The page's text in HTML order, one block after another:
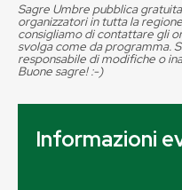
Sagre Umbre pubblica
organizzatori in tutta la
consigliamo di contattare gli
svolga come da programma.
responsabile di modifiche o
Buone sagre! :-)
Informazioni